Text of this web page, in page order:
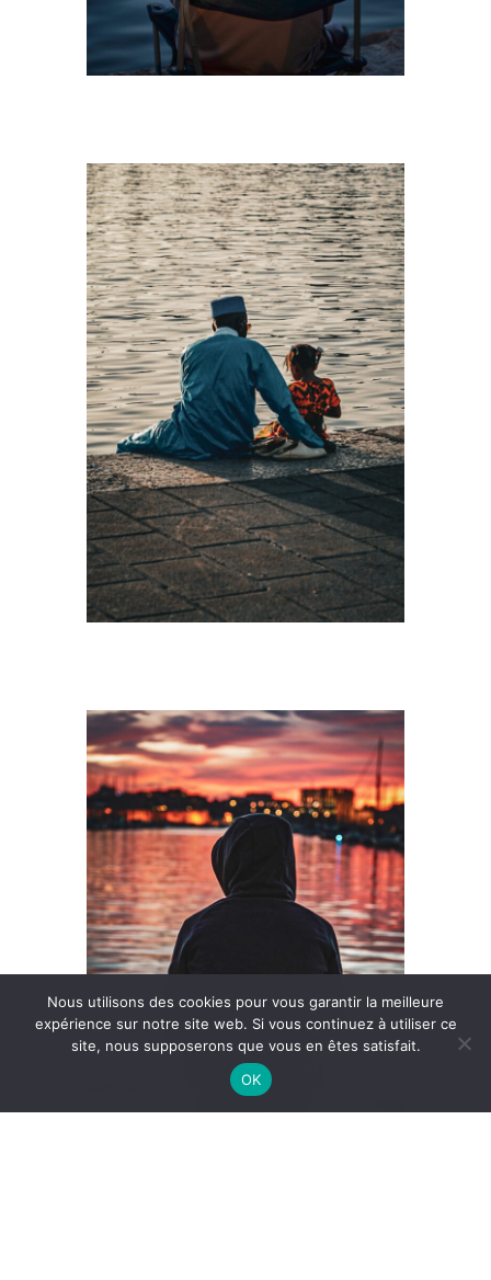
Nous utilisons des cookies pour vous garantir la meilleure
expérience sur notre site web. Si vous continuez à utiliser ce
site, nous supposerons que vous en êtes satisfait.
OK